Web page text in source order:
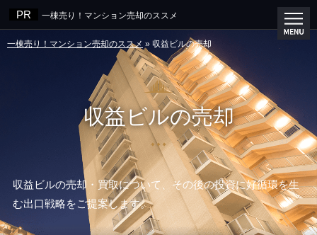
一棟売り！マンション売却のススメ
一棟売り！マンション売却のススメ » 収益ビルの売却
収益ビルの売却
収益ビルの売却・買取について、その後の投資に好循環を生
む出口戦略をご提案します。